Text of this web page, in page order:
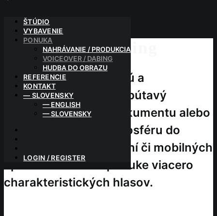
ŠTÚDIO
VYBAVENIE
PONUKA
NAHRÁVANIE / PRODUKCIA
VOICEOVER / DABING
HUDBA DO OBRAZU
REFERENCIE
KONTAKT
— SLOVENSKY
— ENGLISH
— SLOVENSKY
LOGIN / REGISTER
Voiceover / Dabing
Potrebujete dynamickú a
presvedčivú reklamu, pútavý
komentár k vášmu dokumentu alebo
vytvoriť príjemnú atmosféru do
automatických ústrední či mobilných
aplikácií? Máme v ponuke viacero
charakteristických hlasov.